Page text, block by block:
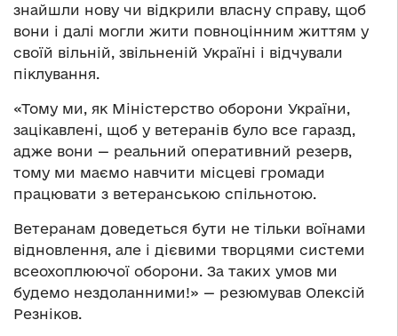
знайшли нову чи відкрили власну справу, щоб
вони і далі могли жити повноцінним життям у
своїй вільній, звільненій Україні і відчували
піклування.
«Тому ми, як Міністерство оборони України,
зацікавлені, щоб у ветеранів було все гаразд,
адже вони — реальний оперативний резерв,
тому ми маємо навчити місцеві громади
працювати з ветеранською спільнотою.
Ветеранам доведеться бути не тільки воїнами
відновлення, але і дієвими творцями системи
всеохоплюючої оборони. За таких умов ми
будемо нездоланними!» — резюмував Олексій
Резніков.